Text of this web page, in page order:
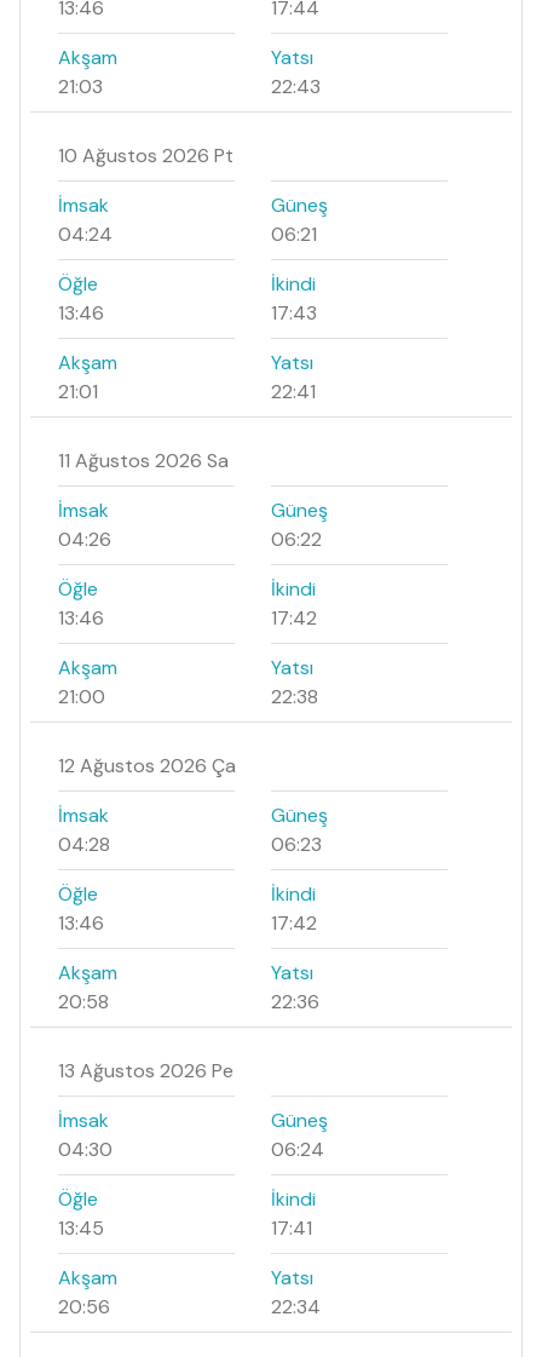
13:46
17:44
Akşam
21:03
Yatsı
22:43
10 Ağustos 2026 Pt
İmsak
04:24
Güneş
06:21
Öğle
13:46
İkindi
17:43
Akşam
21:01
Yatsı
22:41
11 Ağustos 2026 Sa
İmsak
04:26
Güneş
06:22
Öğle
13:46
İkindi
17:42
Akşam
21:00
Yatsı
22:38
12 Ağustos 2026 Ça
İmsak
04:28
Güneş
06:23
Öğle
13:46
İkindi
17:42
Akşam
20:58
Yatsı
22:36
13 Ağustos 2026 Pe
İmsak
04:30
Güneş
06:24
Öğle
13:45
İkindi
17:41
Akşam
20:56
Yatsı
22:34